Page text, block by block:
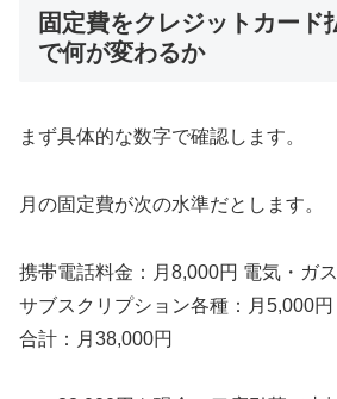
固定費をクレジットカード
で何が変わるか
まず具体的な数字で確認します。
月の固定費が次の水準だとします。
携帯電話料金：月8,000円 電気・ガ
サブスクリプション各種：月5,000
合計：月38,000円